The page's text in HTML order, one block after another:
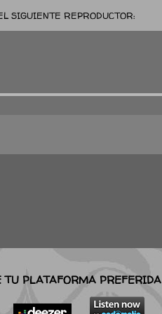
SIGUIENTE REPRODUCTOR:
TU PLATAFORMA PREFERIDA